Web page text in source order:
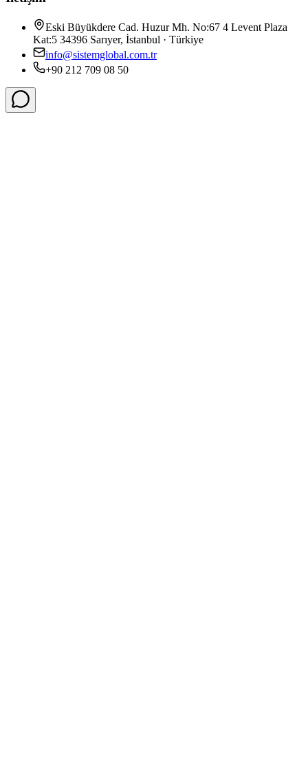
Eski Büyükdere Cad. Huzur Mh. No:67 4 Levent Plaza
Kat:5 34396 Sarıyer, İstanbul · Türkiye
info@sistemglobal.com.tr
+90 212 709 08 50